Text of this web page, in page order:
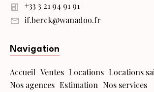
+33 3 21 94 91 91
if.berck@wanadoo.fr
Navigation
Accueil Ventes Locations Locations
Nos agences Estimation Nos services